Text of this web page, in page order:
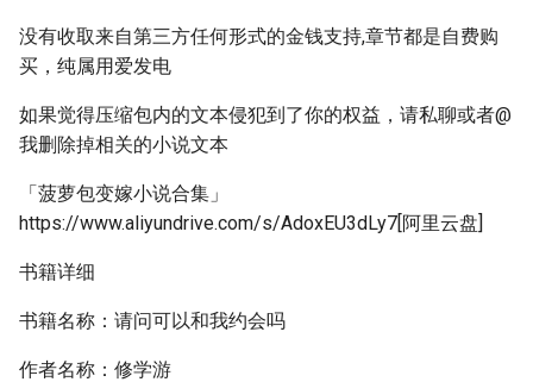
没有收取来自第三方任何形式的金钱支持,章节都是自费购
买，纯属用爱发电
如果觉得压缩包内的文本侵犯到了你的权益，请私聊或者@
我删除掉相关的小说文本
「菠萝包变嫁小说合集」
https://www.aliyundrive.com/s/AdoxEU3dLy7[阿里云盘]
书籍详细
书籍名称：请问可以和我约会吗
作者名称：修学游